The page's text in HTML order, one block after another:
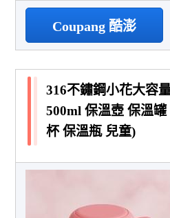
Coupang 酷澎
316不鏽鋼小花大容
500ml 保溫壺 保溫
杯 保溫瓶 兒童)